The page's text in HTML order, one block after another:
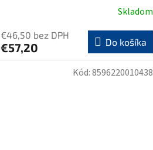
Skladom
€46,50 bez DPH
€57,20 Do košíka
Kód:8596220010438